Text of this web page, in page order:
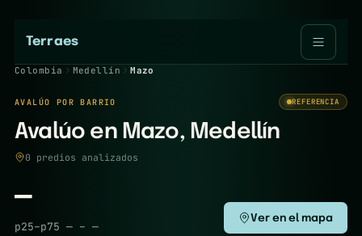
Terraes
Colombia Medellín Mazo
AVALÚO POR BARRIO REFERENCIA
Avalúo en Mazo, Medellín
0 predios analizados
—
p25–p75 — – —
Ver en el mapa